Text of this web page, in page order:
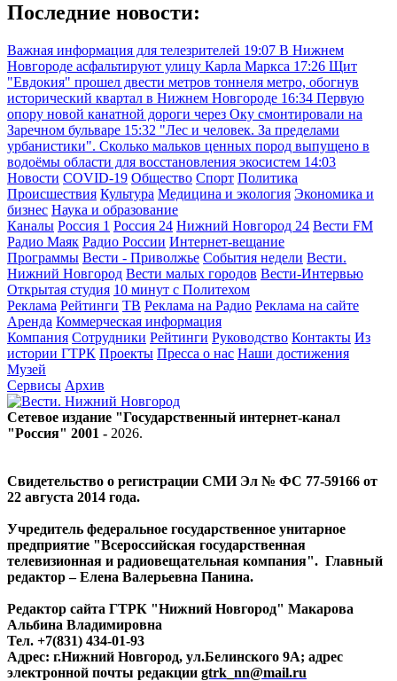
Последние новости:
Важная информация для телезрителей 19:07 В Нижнем
Новгороде асфальтируют улицу Карла Маркса 17:26 Щит
"Евдокия" прошел двести метров тоннеля метро, обогнув
исторический квартал в Нижнем Новгороде 16:34 Первую
опору новой канатной дороги через Оку смонтировали на
Заречном бульваре 15:32 "Лес и человек. За пределами
урбанистики". Сколько мальков ценных пород выпущено в
водоёмы области для восстановления экосистем 14:03
Новости COVID-19 Общество Спорт Политика
Происшествия Культура Медицина и экология Экономика и
бизнес Наука и образование
Каналы Россия 1 Россия 24 Нижний Новгород 24 Вести FM
Радио Маяк Радио России Интернет-вещание
Программы Вести - Приволжье События недели Вести.
Нижний Новгород Вести малых городов Вести-Интервью
Открытая студия 10 минут с Политехом
Реклама Рейтинги ТВ Реклама на Радио Реклама на сайте
Аренда Коммерческая информация
Компания Сотрудники Рейтинги Руководство Контакты Из
истории ГТРК Проекты Пресса о нас Наши достижения
Музей
Сервисы Архив
Сетевое издание "Государственный интернет-канал
"Россия" 2001 - 2026.
Свидетельство о регистрации СМИ Эл № ФС 77-59166 от
22 августа 2014 года.
Учредитель федеральное государственное унитарное
предприятие "Всероссийская государственная
телевизионная и радиовещательная компания". Главный
редактор – Елена Валерьевна Панина.
Редактор сайта ГТРК "Нижний Новгород" Макарова
Альбина Владимировна
Тел. +7(831) 434-01-93
Адрес: г.Нижний Новгород, ул.Белинского 9А; адрес
электронной почты редакции gtrk_nn@mail.ru